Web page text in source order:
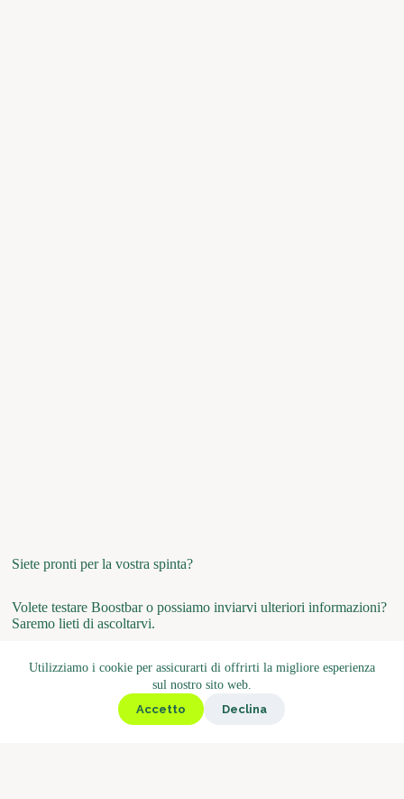
Utilizziamo i cookie per assicurarti di offrirti la migliore esperienza
sul nostro sito web.
Accetto
Declina
Siete pronti per la vostra spinta?
Volete testare Boostbar o possiamo inviarvi ulteriori informazioni?
Saremo lieti di ascoltarvi.
Richiedi un'offerta personalizzata